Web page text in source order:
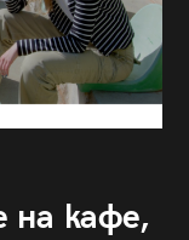
на кафе,